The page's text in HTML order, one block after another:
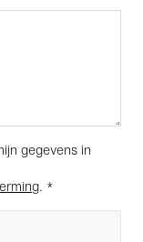
gegevens in
. *